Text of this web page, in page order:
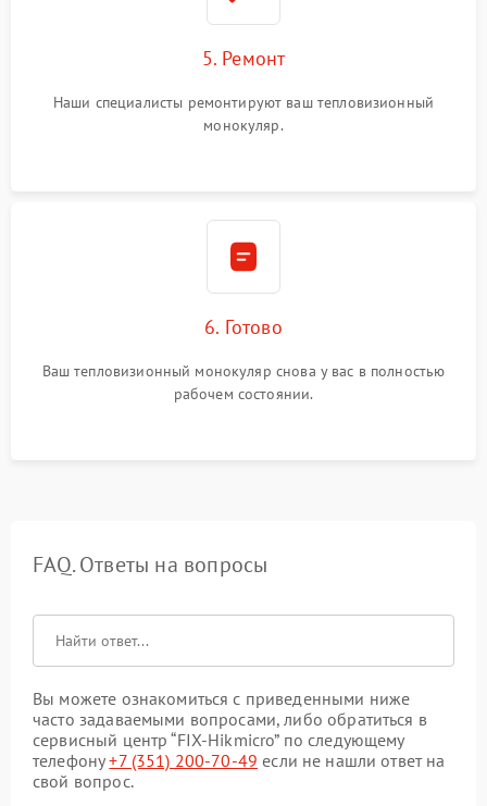
5. Ремонт
Наши специалисты ремонтируют ваш тепловизионный
монокуляр.
6. Готово
Ваш тепловизионный монокуляр снова у вас в полностью
рабочем состоянии.
FAQ. Ответы на вопросы
Вы можете ознакомиться с приведенными ниже
часто задаваемыми вопросами, либо обратиться в
сервисный центр “FIX-Hikmicro” по следующему
телефону+7 (351) 200-70-49 если не нашли ответ на
свой вопрос.